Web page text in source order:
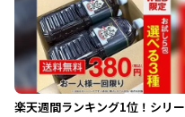
楽天週間ランキング1位！シリー